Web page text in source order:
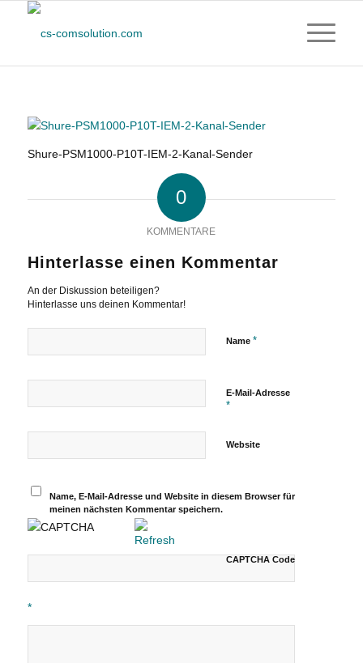
Shure-PSM1000-P10T-IEM-2-Kanal-Sender
0
KOMMENTARE
Hinterlasse einen Kommentar
An der Diskussion beteiligen?
Hinterlasse uns deinen Kommentar!
Name *
E-Mail-Adresse
*
Website
Name, E-Mail-Adresse und Website in diesem Browser für
meinen nächsten Kommentar speichern.
CAPTCHA Code
*